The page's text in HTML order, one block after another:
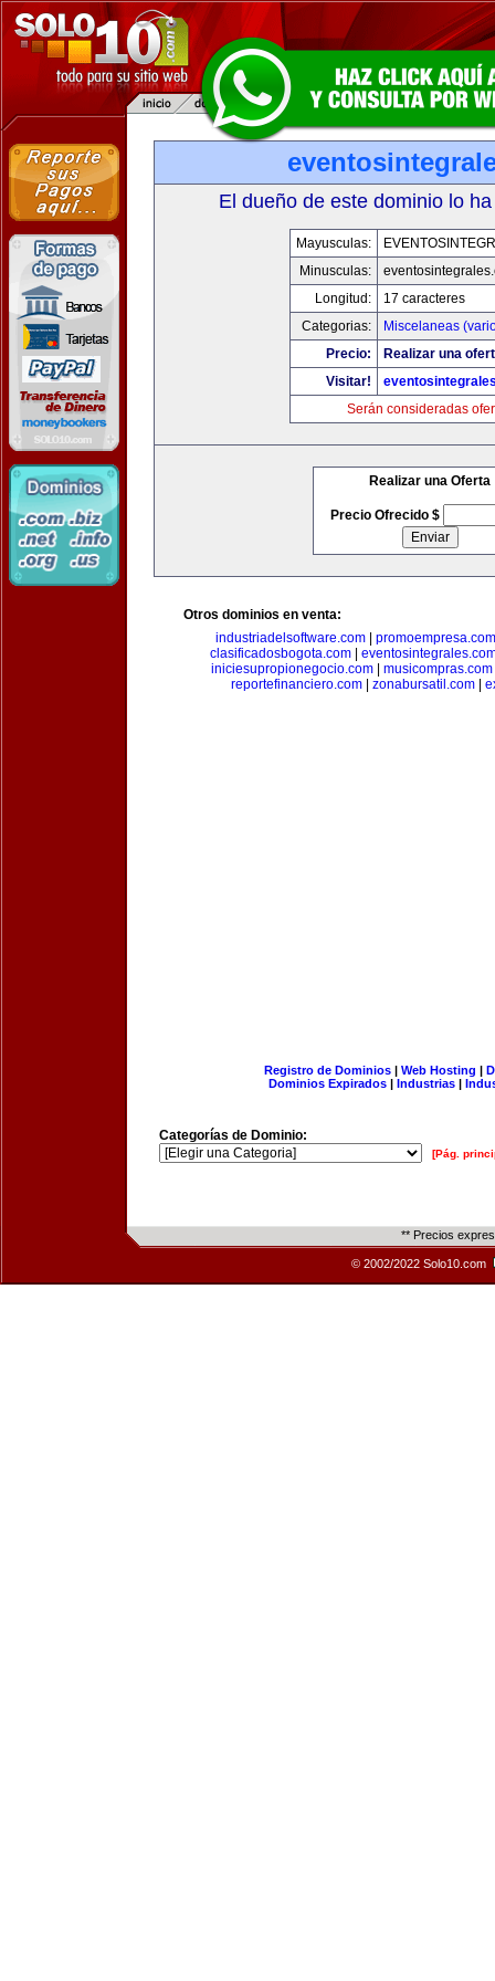
El dueño de este dominio lo
Mayusculas:
Minusculas:
Longitud:
17 caracteres
Categorias:
Miscelaneas
Precio:
Realizar una
Visitar!
Serán consideradas
Realizar una Oferta
Precio Ofrecido $
Otros dominios en venta:
industriadelsoftware.com| promoempresa.com
clasificadosbogota.com
iniciesupropionegocio.com
musicompras.com
reportefinanciero.com| zonabursatil.com|
Registro de Dominios| Web Hosting |
Dominios Expirados | Industrias |
Categorías de Dominio:
[Pág.
** Precios
© 2002/2022 Solo10.com